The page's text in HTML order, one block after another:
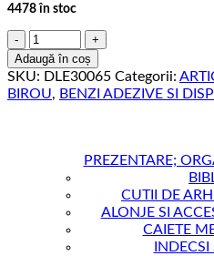
4478 în stoc
Cantitate
BANDA
ADEZIVA
18MM*27M
Adaugă în coș
SKU: DLE30065 Categorii:
BIROU, BENZI ADEZIVE SI
PREZENTARE;
CUTII DE
ALONJE SI
CAIETE